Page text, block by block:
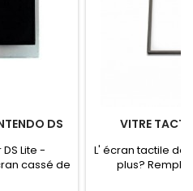
DS
Lite -
cassé de
VITRE
L' écran tactile de
plus?